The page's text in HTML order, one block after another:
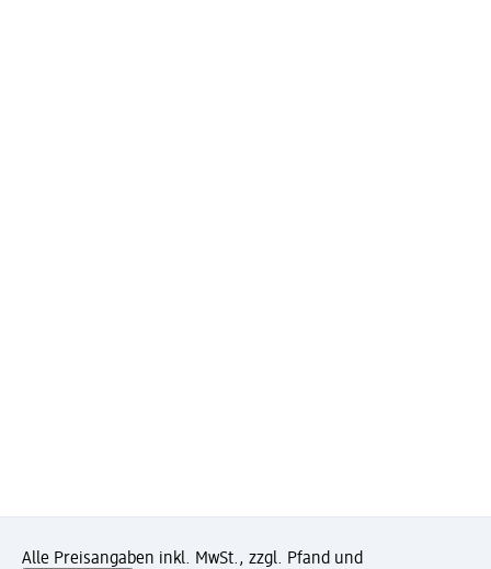
Alle Preisangaben inkl. MwSt., zzgl. Pfand und